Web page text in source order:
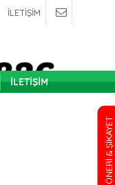
İLETİŞİM
İLETIŞIM
ÖNERİ & ŞİKAYET